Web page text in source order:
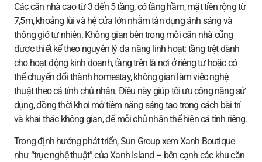
Các căn nhà cao từ 3 đến 5 tầng, có tầng hầm, mặt tiền rộng từ
7,5m, khoảng lùi và hệ cửa lớn nhằm tận dụng ánh sáng và
thông gió tự nhiên. Không gian bên trong mỗi căn nhà cũng
được thiết kế theo nguyên lý đa năng linh hoạt: tầng trệt dành
cho hoạt động kinh doanh, tầng trên là nơi ở riêng tư hoặc có
thể chuyển đổi thành homestay, không gian làm việc nghệ
thuật theo cá tính chủ nhân. Điều này giúp tối ưu công năng sử
dụng, đồng thời khơi mở tiềm năng sáng tạo trong cách bài trí
và khai thác không gian, để mỗi chủ nhân thể hiện cá tính riêng.
Trong định hướng phát triển, Sun Group xem Xanh Boutique
như “trục nghệ thuật” của Xanh Island – bên cạnh các khu căn